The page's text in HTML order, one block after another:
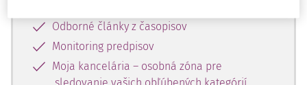
Odborné články z časopisov
Monitoring predpisov
Moja kancelária – osobná zóna pre